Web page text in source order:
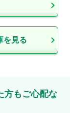
を見る
方もご心配な